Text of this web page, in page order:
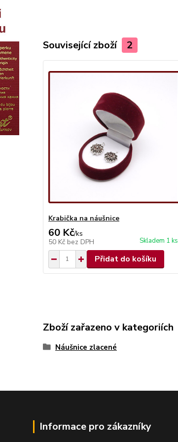
Související zboží 2
Krabička na náušnice
60 Kč/ks
50 Kč bez DPH Skladem 1 ks
Přidat do košíku
Zboží zařazeno v kategoriích
Náušnice zlacené
Informace pro zákazníky